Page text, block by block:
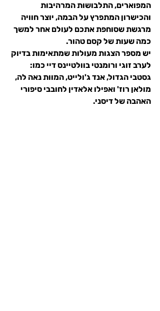
המפוארים, התלבושות המרהיבות
והכישרון המתפרץ על הבמה, יוצר חוויה
מרגשת שסוחפת אתכם לעולם אחר למשך
כמה שעות של קסם טהור.
יש מספר הצגות מעולות שמתאימות בדיוק
לערב זוגי ורומנטי בוולטיינס דיי כמו:
גסטבי הגדול, אנד ג'ולייט, המוות נאה לה,
מולאן רוז' ואפילו אלאדין לחובבי סיפורי
האהבה של דיסני.